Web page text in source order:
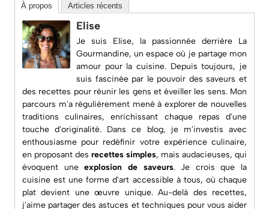
À propos Articles récents
Elise
Je suis Elise, la passionnée derrière La
Gourmandine, un espace où je partage mon
amour pour la cuisine. Depuis toujours, je
suis fascinée par le pouvoir des saveurs et
des recettes pour réunir les gens et éveiller les sens. Mon
parcours m'a régulièrement mené à explorer de nouvelles
traditions culinaires, enrichissant chaque repas d'une
touche d'originalité. Dans ce blog, je m'investis avec
enthousiasme pour redéfinir votre expérience culinaire,
en proposant des recettes simples, mais audacieuses, qui
évoquent uneexplosion de saveurs. Je crois que la
cuisine est une forme d'art accessible à tous, où chaque
plat devient une œuvre unique. Au-delà des recettes,
j'aime partager des astuces et techniques pour vous aider